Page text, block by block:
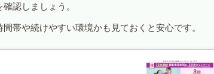
認しましょう。
帯や続けやすい環境かも見ておくと安心です。